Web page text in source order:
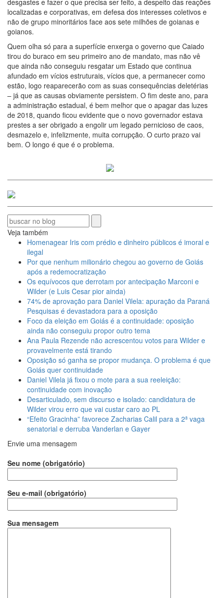
localizadas e corporativas, em defesa dos interesses coletivos e
não de grupo minoritários face aos sete milhões de goianas e
goianos.
Quem olha só para a superfície enxerga o governo que Caiado
tirou do buraco em seu primeiro ano de mandato, mas não vê
que ainda não conseguiu resgatar um Estado que continua
afundado em vícios estruturais, vícios que, a permanecer como
estão, logo reaparecerão com as suas consequências deletérias
– já que as causas obviamente persistem. O fim deste ano, para
a administração estadual, é bem melhor que o apagar das luzes
de 2018, quando ficou evidente que o novo governador estava
prestes a ser obrigado a engolir um legado pernicioso de caos,
desmazelo e, infelizmente, muita corrupção. O curto prazo vai
bem. O longo é que é o problema.
Veja também
Homenagear Iris com prédio e dinheiro públicos é imoral e
ilegal
Por que nenhum milionário chegou ao governo de Goiás
após a redemocratização
Os equívocos que derrotam por antecipação Marconi e
Wilder (e Luis Cesar pior ainda)
74% de aprovação para Daniel Vilela: apuração da Paraná
Pesquisas é devastadora para a oposição
Foco da eleição em Goiás é a continuidade: oposição
ainda não conseguiu propor outro tema
Ana Paula Rezende não acrescentou votos para Wilder e
provavelmente está tirando
Oposição só ganha se propor mudança. O problema é que
Goiás quer continuidade
Daniel Vilela já fixou o mote para a sua reeleição:
continuidade com inovação
Desarticulado, sem discurso e isolado: candidatura de
Wilder virou erro que vai custar caro ao PL
“Efeito Gracinha” favorece Zacharias Calil para a 2ª vaga
senatorial e derruba Vanderlan e Gayer
Envie uma mensagem
Seu nome (obrigatório)
Seu e-mail (obrigatório)
Sua mensagem